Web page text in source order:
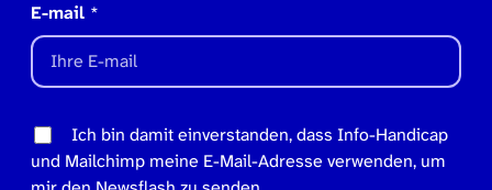
E-mail *
Ich bin damit einverstanden, dass Info-Handicap
und Mailchimp meine E-Mail-Adresse verwenden, um